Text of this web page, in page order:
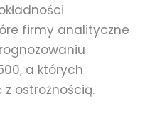
firmy analityczne
a których
ostrożnością.